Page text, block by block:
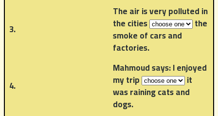
3.
The air is very polluted in
the cities the
smoke of cars and
factories.
4.
Mahmoud says: I enjoyed
my trip it
was raining cats and
dogs.